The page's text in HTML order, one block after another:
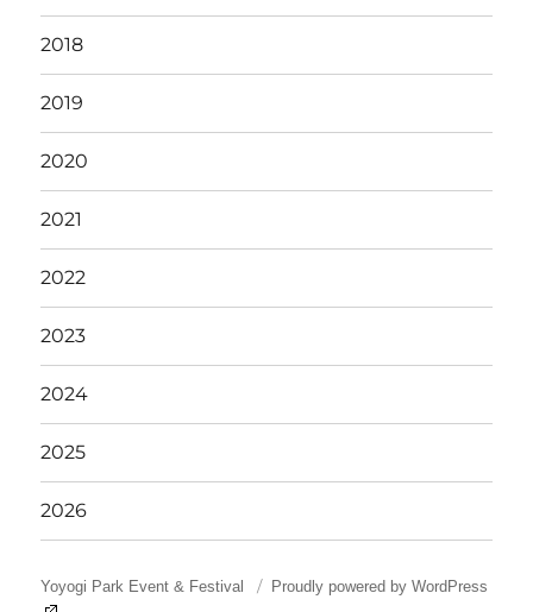
2018
2019
2020
2021
2022
2023
2024
2025
2026
Yoyogi Park Event & Festival Proudly powered by WordPress